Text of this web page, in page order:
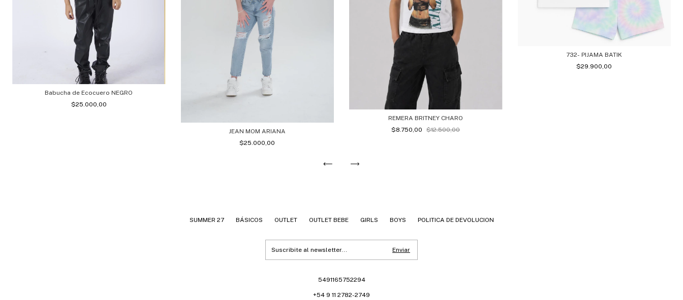
Babucha de Ecocuero NEGRO
$25.000,00
JEAN MOM ARIANA
$25.000,00
REMERA BRITNEY CHARO
$8.750,00
$12.500,00
732- PIJAMA BATIK
$29.900,00
SUMMER 27 BÁSICOS OUTLET OUTLET BEBE GIRLS BOYS POLITICA DE DEVOLUCION
5491165752294
+54 9 11 2782-2749